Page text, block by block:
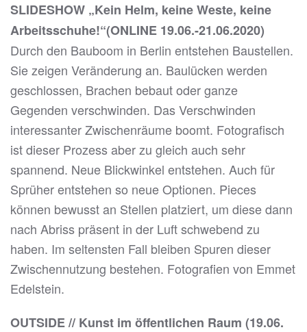
SLIDESHOW „Kein Helm, keine Weste, keine
Arbeitsschuhe!“(ONLINE 19.06.-21.06.2020)
Durch den Bauboom in Berlin entstehen Baustellen.
Sie zeigen Veränderung an. Baulücken werden
geschlossen, Brachen bebaut oder ganze
Gegenden verschwinden. Das Verschwinden
interessanter Zwischenräume boomt. Fotografisch
ist dieser Prozess aber zu gleich auch sehr
spannend. Neue Blickwinkel entstehen. Auch für
Sprüher entstehen so neue Optionen. Pieces
können bewusst an Stellen platziert, um diese dann
nach Abriss präsent in der Luft schwebend zu
haben. Im seltensten Fall bleiben Spuren dieser
Zwischennutzung bestehen. Fotografien von Emmet
Edelstein.
OUTSIDE // Kunst im öffentlichen Raum (19.06.